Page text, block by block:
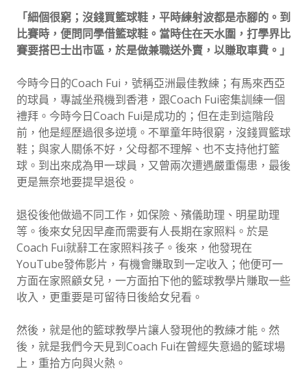
「細個很窮；沒錢買籃球鞋，平時練射波都是赤腳的。到
比賽時，便問同學借籃球鞋。當時住在天水圍，打學界比
賽要搭巴士出市區，於是做兼職送外賣，以賺取車費。」
今時今日的Coach Fui，號稱亞洲最佳教練；有馬來西亞
的球員，專誠坐飛機到香港，跟Coach Fui密集訓練一個
禮拜。今時今日Coach Fui是成功的；但在走到這階段
前，他是經歷過很多逆境。不單童年時很窮，沒錢買籃球
鞋；與家人關係不好，父母都不理解、也不支持他打籃
球。到出來成為甲一球員，又曾兩次遭遇嚴重傷患，最後
更是無奈地要提早退役。
退役後他做過不同工作，如保險、殯儀助理、明星助理
等。後來女兒因早產而需要有人長期在家照料。於是
Coach Fui就辭工在家照料孩子。後來，他發現在
YouTube發佈影片，有機會賺取到一定收入；他便可一
方面在家照顧女兒，一方面拍下他的籃球教學片賺取一些
收入，更重要是可留待日後給女兒看。
然後，就是他的籃球教學片讓人發現他的教練才能。然
後，就是我們今天見到Coach Fui在曾經失意過的籃球場
上，重拾方向與火熱。